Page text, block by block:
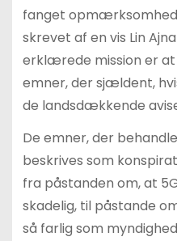
fanget
skrevet af en vis Lin
erklærede mission er
emner, der sjældent,
de landsdækkende
De emner, der
beskrives som
fra påstanden om, at
skadelig, til påstande
så farlig som